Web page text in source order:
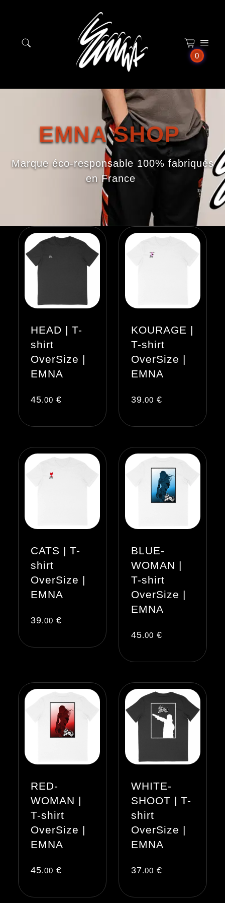
0
EMNA SHOP
Marque éco-responsable 100% fabriqués
en France
HEAD | T-
shirt
OverSize |
EMNA
45.00 €
KOURAGE |
T-shirt
OverSize |
EMNA
39.00 €
CATS | T-
shirt
OverSize |
EMNA
39.00 €
BLUE-
WOMAN |
T-shirt
OverSize |
EMNA
45.00 €
RED-
WOMAN |
T-shirt
OverSize |
EMNA
45.00 €
WHITE-
SHOOT | T-
shirt
OverSize |
EMNA
37.00 €